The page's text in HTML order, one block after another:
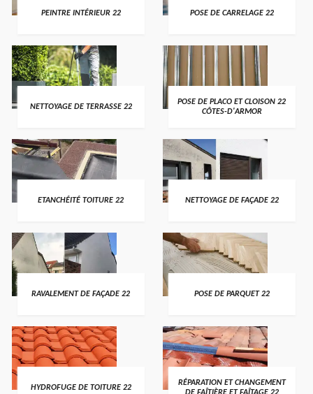
PEINTRE INTÉRIEUR 22 POSE DE CARRELAGE 22
NETTOYAGE DE TERRASSE 22
POSE DE PLACO ET CLOISON 22
CÔTES-D'ARMOR
ETANCHÉITÉ TOITURE 22 NETTOYAGE DE FAÇADE 22
RAVALEMENT DE FAÇADE 22 POSE DE PARQUET 22
HYDROFUGE DE TOITURE 22
RÉPARATION ET CHANGEMENT